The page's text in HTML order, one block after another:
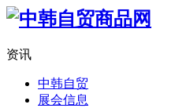
资讯
中韩自贸
展会信息